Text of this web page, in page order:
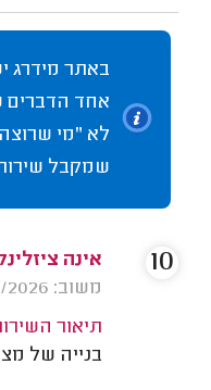
באתר מידרג
אחד הדברים
לא "מי
שמקבל שירות
אינה
משוב: 24/04/2026
תיאור
בנייה של
10